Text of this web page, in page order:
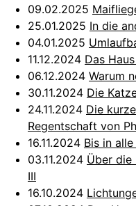
09.02.2025
25.01.2025 In die
04.01.2025
11.12.2024 Das
06.12.2024 Warum
30.11.2024 Die
24.11.2024 Die
Regentschaft von
16.11.2024 Bis in
03.11.2024 Über die
III
16.10.2024